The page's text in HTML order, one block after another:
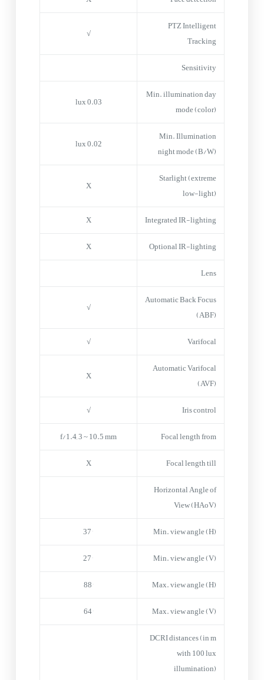
PTZ Intelligent
Tracking
√
Sensitivity
Min. illumination day
mode (color)
0.03 lux
Min. Illumination
night mode (B/W)
0.02 lux
Starlight (extreme
low-light)
X
Integrated IR-lighting
X
Optional IR-lighting
X
Lens
Automatic Back Focus
(ABF)
√
Varifocal
√
Automatic Varifocal
(AVF)
X
Iris control
√
Focal length from
f/1.4, 3 ~ 10.5 mm
Focal length till
X
Horizontal Angle of
View (HAoV)
Min. view angle (H)
Min. view angle (V)
Max. view angle (H)
88°
Max. view angle (V)
64°
DCRI distances (in m
with 100 lux
illumination)